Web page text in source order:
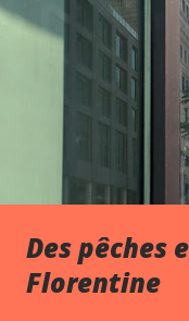
Des pêches
Florentine